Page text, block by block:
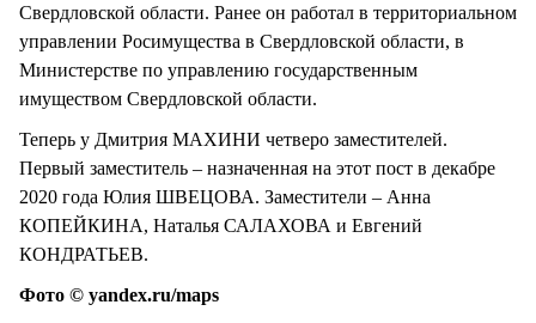
Свердловской области. Ранее он работал в территориальном
управлении Росимущества в Свердловской области, в
Министерстве по управлению государственным
имуществом Свердловской области.
Теперь у Дмитрия МАХИНИ четверо заместителей.
Первый заместитель – назначенная на этот пост в декабре
2020 года Юлия ШВЕЦОВА. Заместители – Анна
КОПЕЙКИНА, Наталья САЛАХОВА и Евгений
КОНДРАТЬЕВ.
Фото © yandex.ru/maps